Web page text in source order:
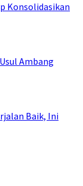
Konsolidasikan
Ambang
Baik, Ini